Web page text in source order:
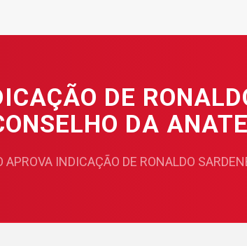
DE
DA
APROVA INDICAÇÃO DE RONALDO